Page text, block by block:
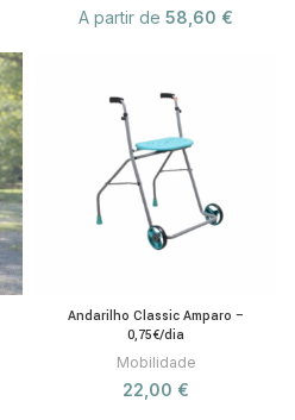
A partir de 58,60 €
Andarilho Classic Amparo –
0,75€/dia
Mobilidade
22,00 €